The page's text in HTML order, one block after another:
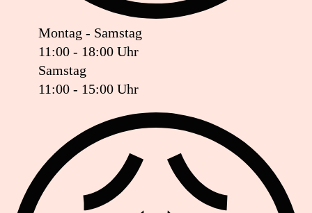
Montag - Samstag
11:00 - 18:00 Uhr
Samstag
11:00 - 15:00 Uhr
Ist das Geschäft jetzt geöffnet oder geschlossen?